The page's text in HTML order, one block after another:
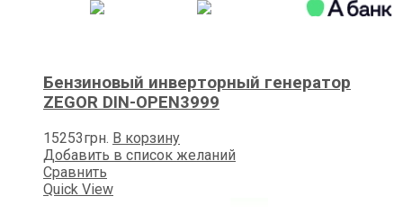
Бензиновый инверторный генератор
ZEGOR DIN-OPEN3999
15253грн. В корзину
Добавить в список желаний
Сравнить
Quick View